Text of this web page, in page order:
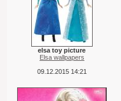
elsa toy picture
Elsa wallpapers
09.12.2015 14:21